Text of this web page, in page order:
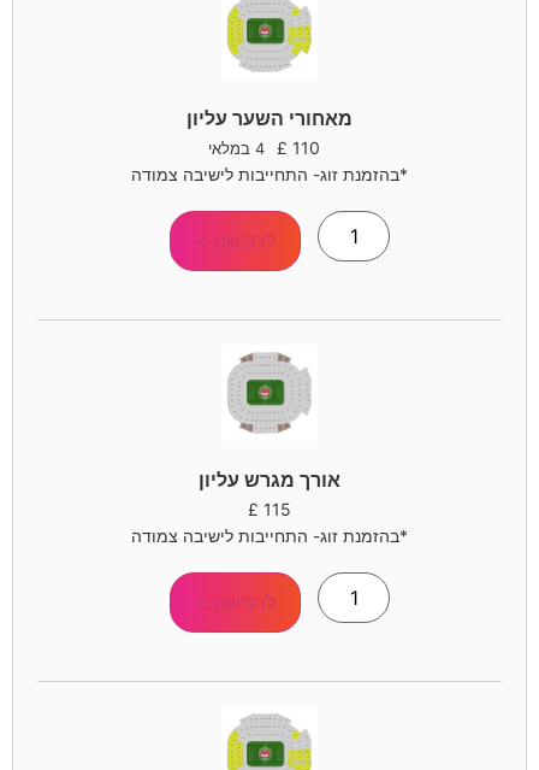
מאחורי השער עליון
110
£ 4 במלאי
*בהזמנת זוג- התחייבות לישיבה צמודה
לרכישה >
אורך מגרש עליון
115
£
*בהזמנת זוג- התחייבות לישיבה צמודה
לרכישה >